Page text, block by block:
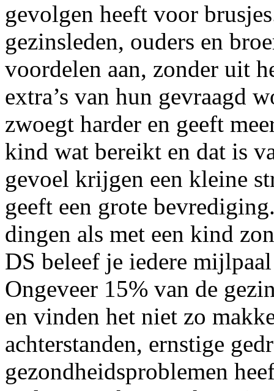
gevolgen heeft voor
gezinsleden, ouders en
voordelen aan, zonder uit
extra’s van hun gevraagd
zwoegt harder en geeft
kind wat bereikt en dat is
gevoel krijgen een kleine
geeft een grote
dingen als met een kind
DS beleef je iedere
Ongeveer 15% van de
en vinden het niet zo
achterstanden, ernstige
gezondheidsproblemen